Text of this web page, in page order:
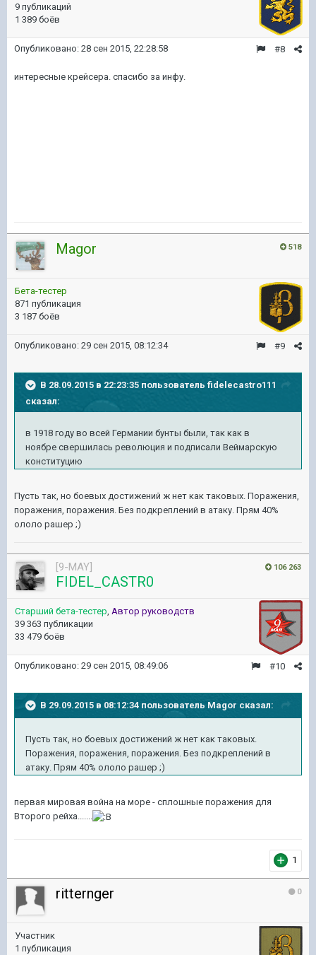
9 публикаций
1 389 боёв
#8
Опубликовано: 28 сен 2015, 22:28:58
интересные крейсера. спасибо за инфу.
518
Magor
Бета-тестер
871 публикация
3 187 боёв
#9
Опубликовано: 29 сен 2015, 08:12:34
В 28.09.2015 в 22:23:35 пользователь fidelecastro111
сказал:
в 1918 году во всей Германии бунты были, так как в
ноябре свершилась революция и подписали Веймарскую
конституцию
Пусть так, но боевых достижений ж нет как таковых. Поражения,
поражения, поражения. Без подкреплений в атаку. Прям 40%
ололо рашер ;)
106 263
[9-MAY]
FIDEL_CASTR0
Старший бета-тестер, Автор руководств
39 363 публикации
33 479 боёв
#10
Опубликовано: 29 сен 2015, 08:49:06
В 29.09.2015 в 08:12:34 пользователь Magor сказал:
Пусть так, но боевых достижений ж нет как таковых.
Поражения, поражения, поражения. Без подкреплений в
атаку. Прям 40% ололо рашер ;)
первая мировая война на море - сплошные поражения для
Второго рейха.......
1
0
ritternger
Участник
1 публикация